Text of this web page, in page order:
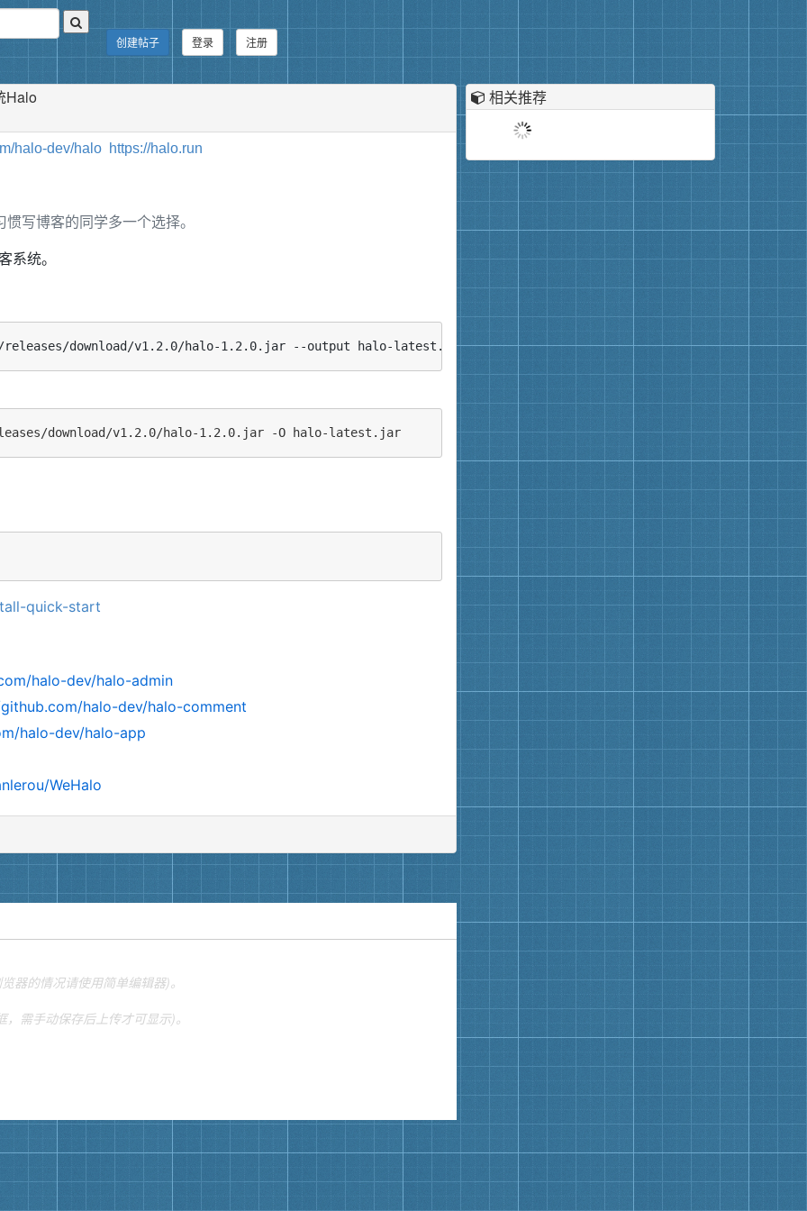
创建帖子 登录 注册
Halo
halo-dev/halo https://halo.run
写博客的同学多一个选择。
系统。
download/v1.2.0/halo-1.2.0.jar --output halo-latest.jar
download/v1.2.0/halo-1.2.0.jar -O halo-latest.jar
quick-start
halo-dev/halo-admin
halo-dev/halo-comment
halo-dev/halo-app
WeHalo
器的情况请使用简单编辑器)。
需手动保存后上传才可显示)。
相关推荐